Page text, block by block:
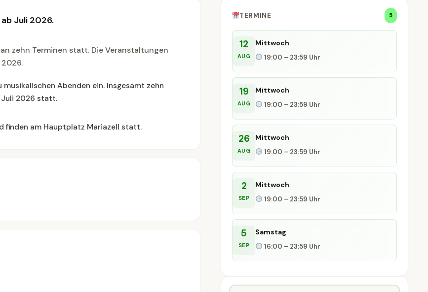
Juli 2026.
zehn Terminen statt. Die Veranstaltungen
Abenden ein. Insgesamt zehn
Juli 2026 statt.
finden am Hauptplatz Mariazell statt.
TERMINE 5
12
AUG
Mittwoch
19:00 – 23:59 Uhr
19
AUG
Mittwoch
19:00 – 23:59 Uhr
26
AUG
Mittwoch
19:00 – 23:59 Uhr
2
SEP
Mittwoch
19:00 – 23:59 Uhr
5
SEP
Samstag
16:00 – 23:59 Uhr